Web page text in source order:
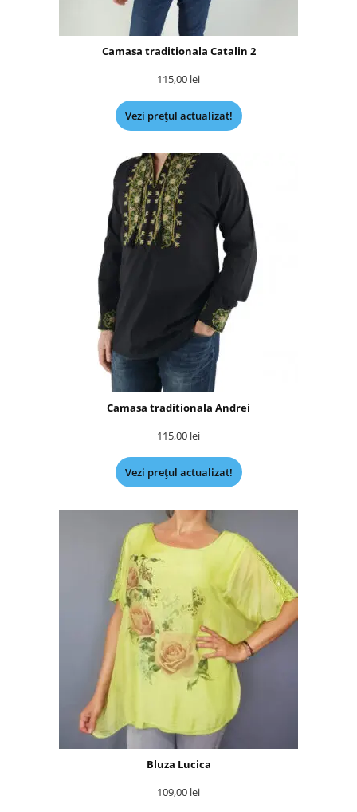
Camasa traditionala Catalin 2
115,00 lei
Vezi prețul actualizat!
Camasa traditionala Andrei
115,00 lei
Vezi prețul actualizat!
Bluza Lucica
109,00 lei